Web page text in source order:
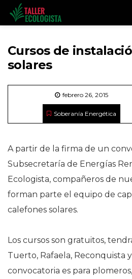
Cursos de
solares
febrero 26, 2015
Soberanía Energética
A partir de la firma de un
Subsecretaría de Energías
Ecologista, compañeros de
forman parte el equipo de
calefones solares.
Los cursos son gratuitos,
Tuerto, Rafaela, Reconquista
convocatoria es para